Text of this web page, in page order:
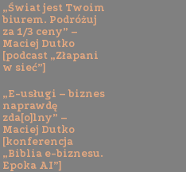
„Świat jest Twoim
biurem. Podróżuj
za 1/3 ceny” –
Maciej Dutko
[podcast „Złapani
w sieć”]
„E-usługi – biznes
naprawdę
zda[o]lny” –
Maciej Dutko
[konferencja
„Biblia e-biznesu.
Epoka AI”]